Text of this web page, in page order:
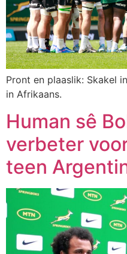
Pront en plaaslik: Skakel
in Afrikaans.
Human sê
verbeter
teen